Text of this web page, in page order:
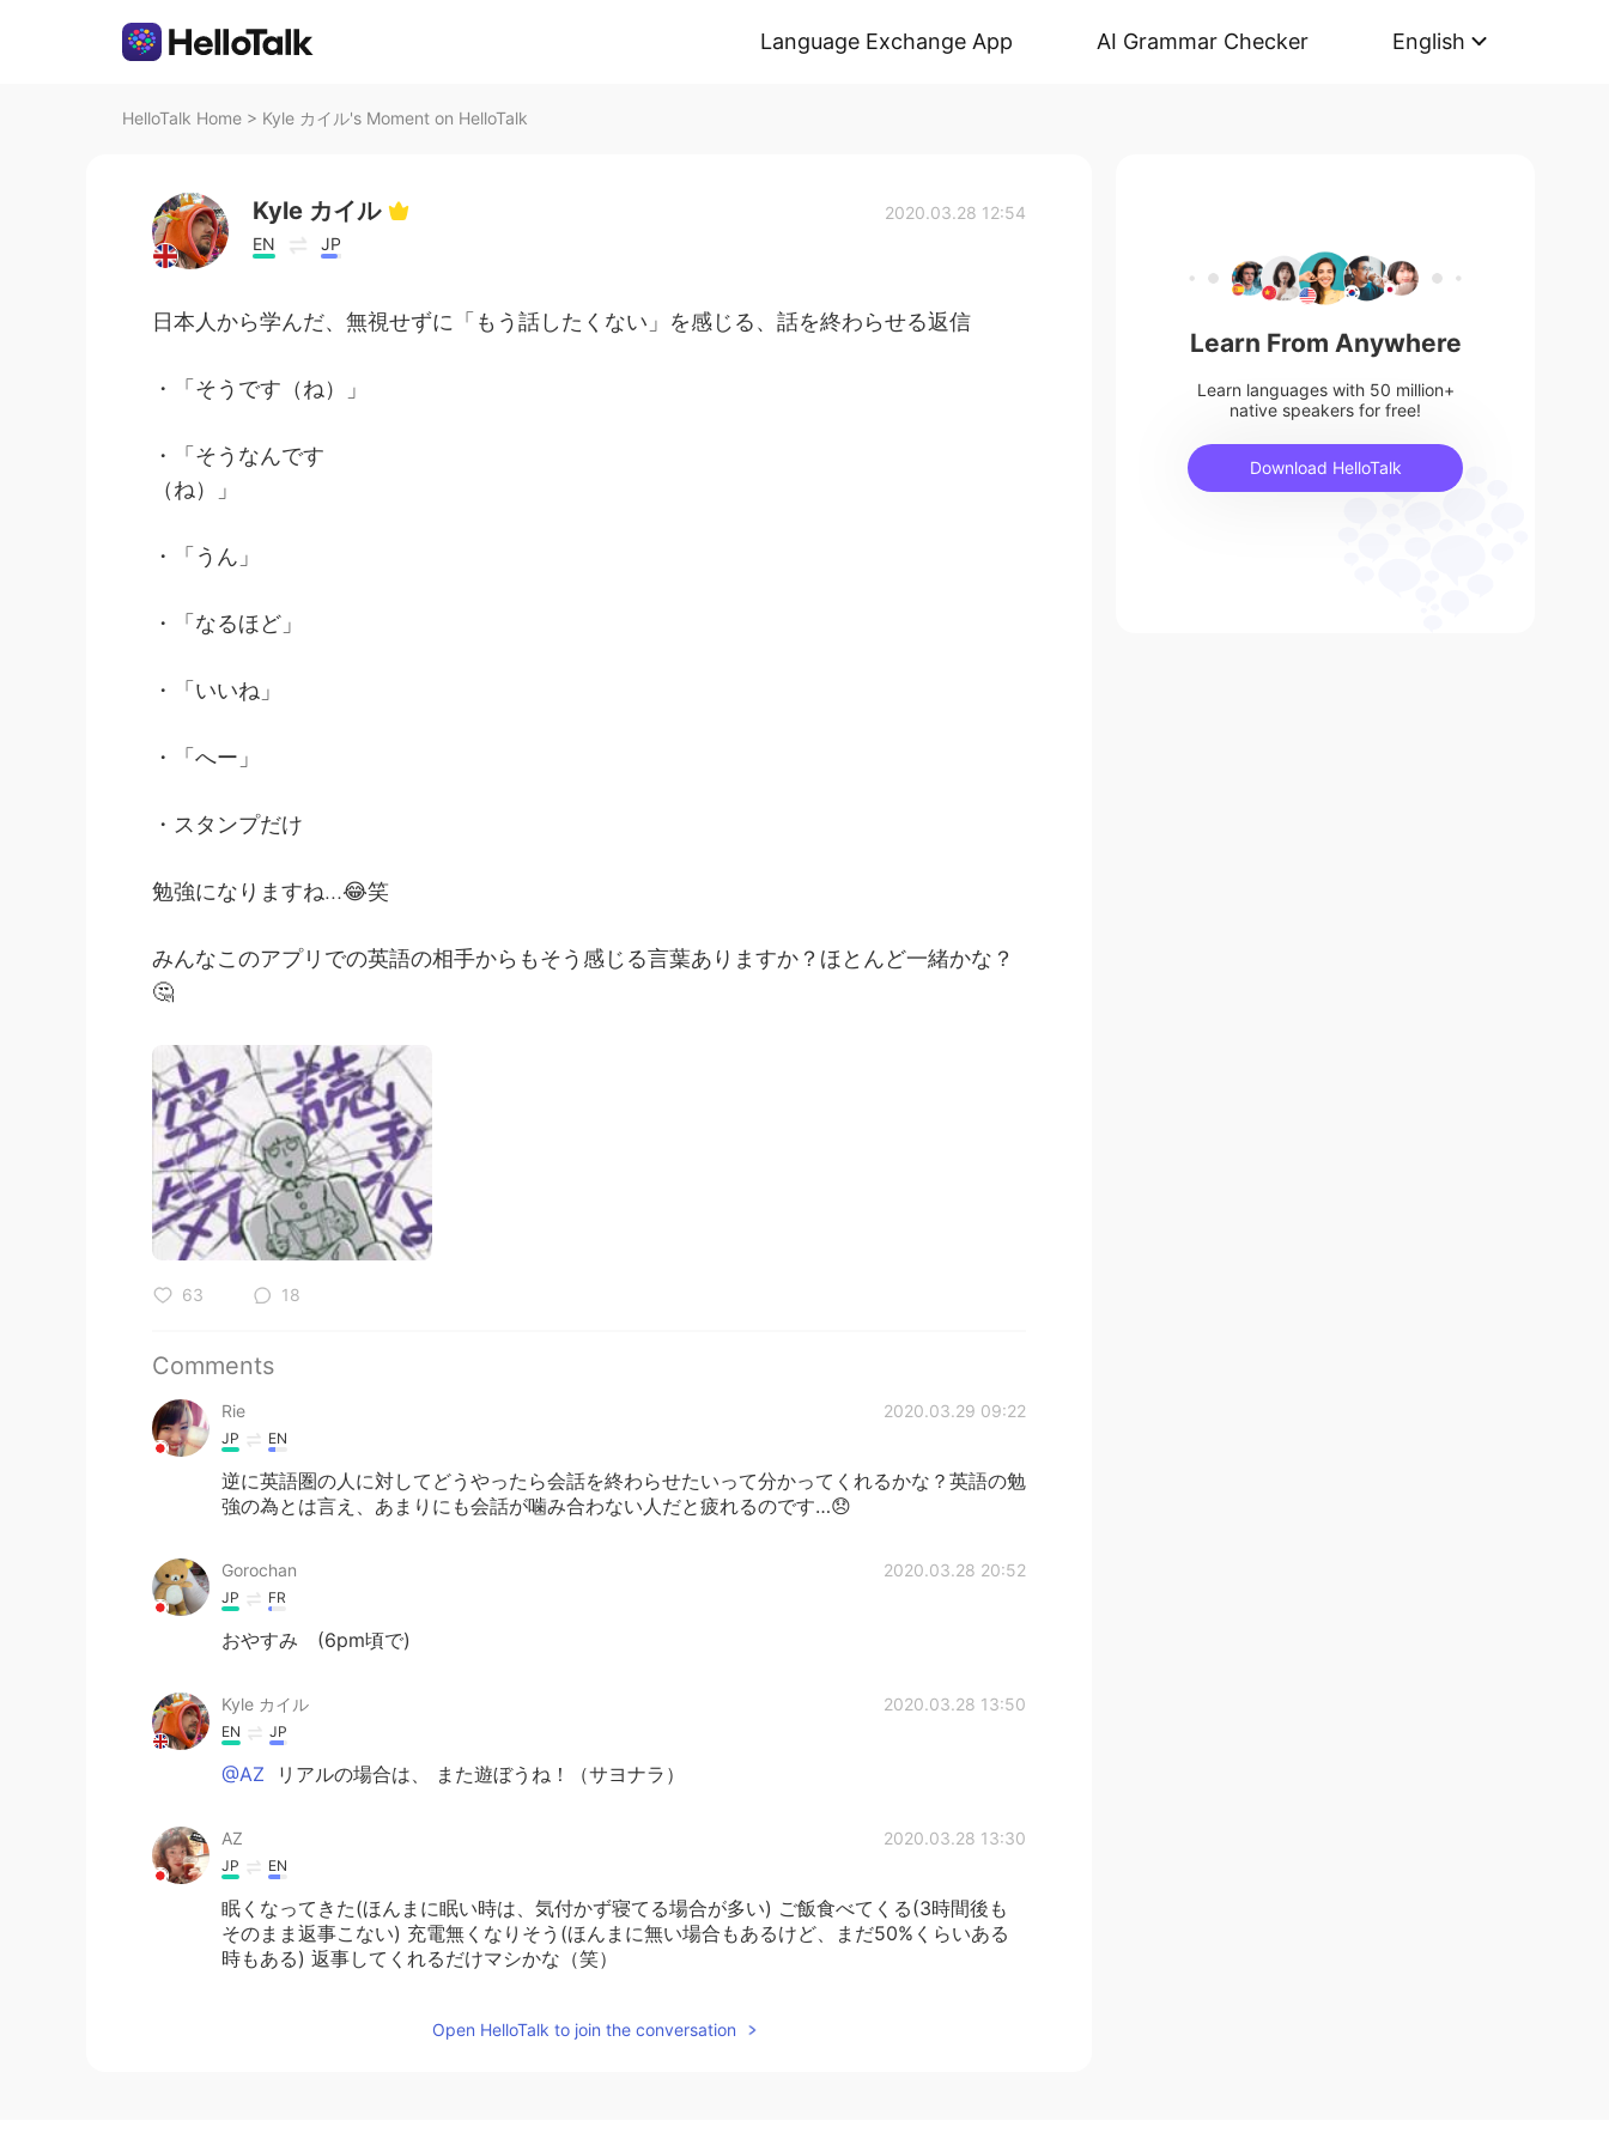
Language Exchange App AI Grammar Checker English
HelloTalk Home > Kyle カイル's Moment on HelloTalk
Kyle カイル
EN JP
2020.03.28 12:54
日本人から学んだ、無視せずに「もう話したくない」を感じる、話を終わらせる返信
・「そうです（ね）」
・「そうなんです
（ね）」
・「うん」
・「なるほど」
・「いいね」
・「へー」
・スタンプだけ
勉強になりますね…😂笑
みんなこのアプリでの英語の相手からもそう感じる言葉ありますか？ほとんど一緒かな？
🤔
63 18
Comments
Rie 2020.03.29 09:22
JP EN
逆に英語圏の人に対してどうやったら会話を終わらせたいって分かってくれるかな？英語の勉
強の為とは言え、あまりにも会話が噛み合わない人だと疲れるのです…😞
Gorochan 2020.03.28 20:52
JP FR
おやすみ (6pm頃で)
Kyle カイル 2020.03.28 13:50
EN JP
@AZ リアルの場合は、 また遊ぼうね！（サヨナラ）
AZ 2020.03.28 13:30
JP EN
眠くなってきた(ほんまに眠い時は、気付かず寝てる場合が多い) ご飯食べてくる(3時間後も
そのまま返事こない) 充電無くなりそう(ほんまに無い場合もあるけど、まだ50%くらいある
時もある) 返事してくれるだけマシかな（笑）
Open HelloTalk to join the conversation
Learn From Anywhere
Learn languages with 50 million+
native speakers for free!
Download HelloTalk